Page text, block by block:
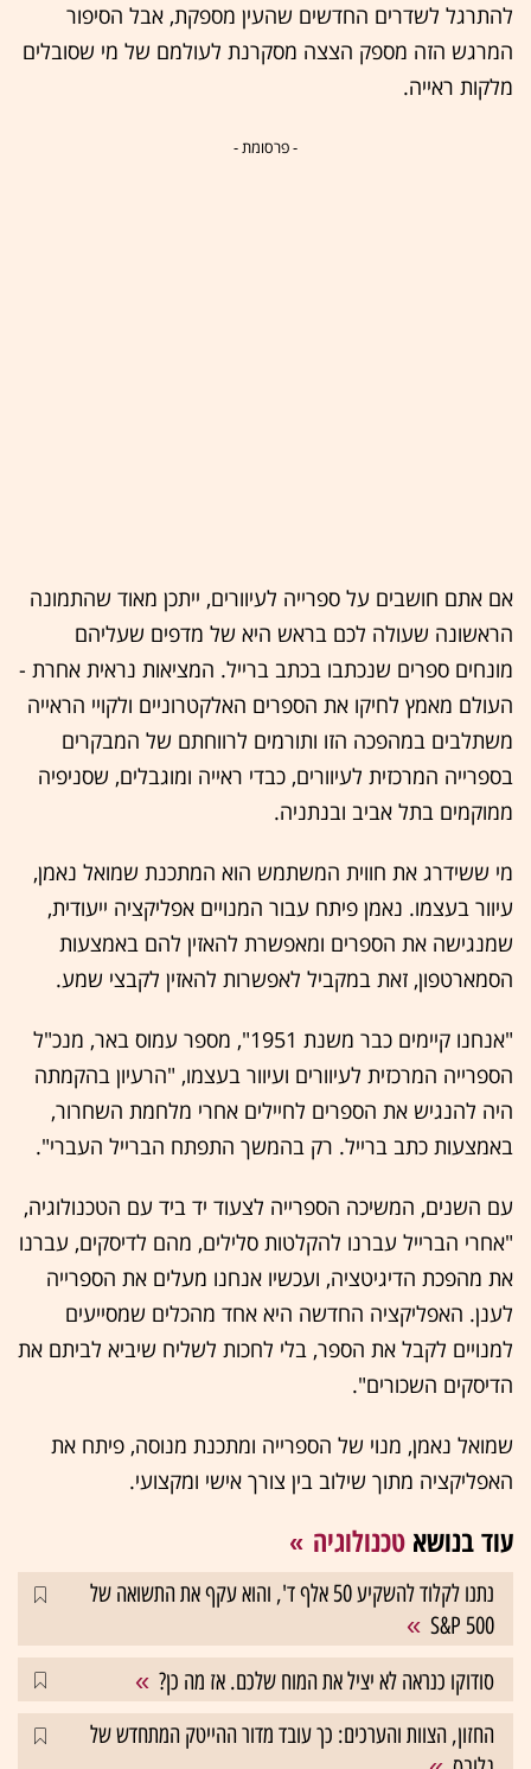
להתרגל לשדרים החדשים שהעין מספקת, אבל הסיפור
המרגש הזה מספק הצצה מסקרנת לעולמם של מי שסובלים
מלקות ראייה.
- פרסומת -
אם אתם חושבים על ספרייה לעיוורים, ייתכן מאוד שהתמונה
הראשונה שעולה לכם בראש היא של מדפים שעליהם
מונחים ספרים שנכתבו בכתב ברייל. המציאות נראית אחרת -
העולם מאמץ לחיקו את הספרים האלקטרוניים ולקויי הראייה
משתלבים במהפכה הזו ותורמים לרווחתם של המבקרים
בספרייה המרכזית לעיוורים, כבדי ראייה ומוגבלים, שסניפיה
ממוקמים בתל אביב ובנתניה.
מי ששידרג את חווית המשתמש הוא המתכנת שמואל נאמן,
עיוור בעצמו. נאמן פיתח עבור המנויים אפליקציה ייעודית,
שמנגישה את הספרים ומאפשרת להאזין להם באמצעות
הסמארטפון, זאת במקביל לאפשרות להאזין לקבצי שמע.
"אנחנו קיימים כבר משנת 1951", מספר עמוס באר, מנכ"ל
הספרייה המרכזית לעיוורים ועיוור בעצמו, "הרעיון בהקמתה
היה להנגיש את הספרים לחיילים אחרי מלחמת השחרור,
באמצעות כתב ברייל. רק בהמשך התפתח הברייל העברי".
עם השנים, המשיכה הספרייה לצעוד יד ביד עם הטכנולוגיה,
"אחרי הברייל עברנו להקלטות סלילים, מהם לדיסקים, עברנו
את מהפכת הדיגיטציה, ועכשיו אנחנו מעלים את הספרייה
לענן. האפליקציה החדשה היא אחד מהכלים שמסייעים
למנויים לקבל את הספר, בלי לחכות לשליח שיביא לביתם את
הדיסקים השכורים".
שמואל נאמן, מנוי של הספרייה ומתכנת מנוסה, פיתח את
האפליקציה מתוך שילוב בין צורך אישי ומקצועי.
עוד בנושא טכנולוגיה
נתנו לקלוד להשקיע 50 אלף ד', והוא עקף את התשואה של
S&P 500
סודוקו כנראה לא יציל את המוח שלכם. אז מה כן?
החזון, הצוות והערכים: כך עובד מדור ההייטק המתחדש של